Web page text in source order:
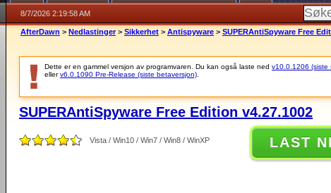
8/7/2026 2:19:58 AM
AfterDawn > Nedlastinger > Sikkerhet > Antispyware > SUPERAntiSpyware Free
Dette er en gammel versjon av programvaren. Du kan også laste ned v10.0.1206 (siste
ellerv6.0.1090 Pre-Release (siste betaversjon)
SUPERAntiSpyware Free Edition v4.27.1002
Vista / Win10 / Win7 / Win8 / WinXP LAST